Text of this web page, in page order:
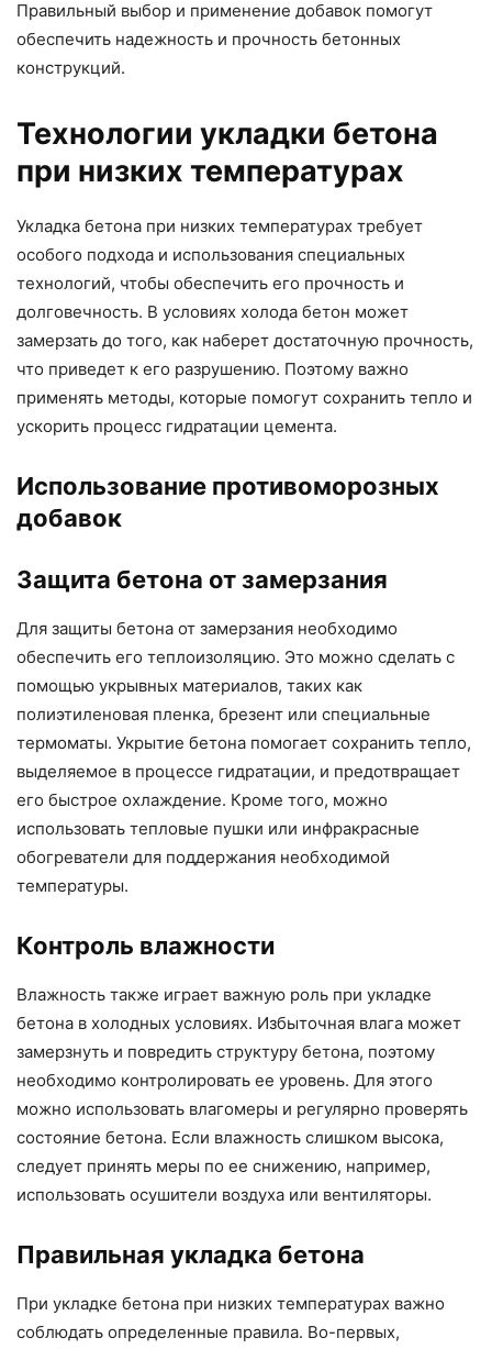
Правильный выбор и применение добавок помогут
обеспечить надежность и прочность бетонных
конструкций.
Технологии укладки бетона
при низких температурах
Укладка бетона при низких температурах требует
особого подхода и использования специальных
технологий, чтобы обеспечить его прочность и
долговечность. В условиях холода бетон может
замерзать до того, как наберет достаточную прочность,
что приведет к его разрушению. Поэтому важно
применять методы, которые помогут сохранить тепло и
ускорить процесс гидратации цемента.
Использование противоморозных
добавок
Защита бетона от замерзания
Для защиты бетона от замерзания необходимо
обеспечить его теплоизоляцию. Это можно сделать с
помощью укрывных материалов, таких как
полиэтиленовая пленка, брезент или специальные
термоматы. Укрытие бетона помогает сохранить тепло,
выделяемое в процессе гидратации, и предотвращает
его быстрое охлаждение. Кроме того, можно
использовать тепловые пушки или инфракрасные
обогреватели для поддержания необходимой
температуры.
Контроль влажности
Влажность также играет важную роль при укладке
бетона в холодных условиях. Избыточная влага может
замерзнуть и повредить структуру бетона, поэтому
необходимо контролировать ее уровень. Для этого
можно использовать влагомеры и регулярно проверять
состояние бетона. Если влажность слишком высока,
следует принять меры по ее снижению, например,
использовать осушители воздуха или вентиляторы.
Правильная укладка бетона
При укладке бетона при низких температурах важно
соблюдать определенные правила. Во-первых,